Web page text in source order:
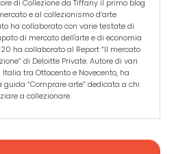
di Collezione da Tiffany il primo blog
e al collezionismo d’arte
ha collaborato con varie testate di
di mercato dell'arte e di economia
ha collaborato al Report “Il mercato
di Deloitte Private. Autore di vari
tra Ottocento e Novecento, ha
“Comprare arte” dedicata a chi
a collezionare.